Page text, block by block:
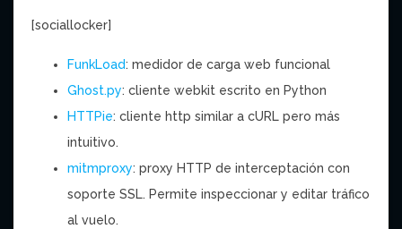
[sociallocker]
FunkLoad: medidor de carga web funcional
Ghost.py: cliente webkit escrito en Python
HTTPie: cliente http similar a cURL pero más
intuitivo.
mitmproxy: proxy HTTP de interceptación con
soporte SSL. Permite inspeccionar y editar tráfico
al vuelo.